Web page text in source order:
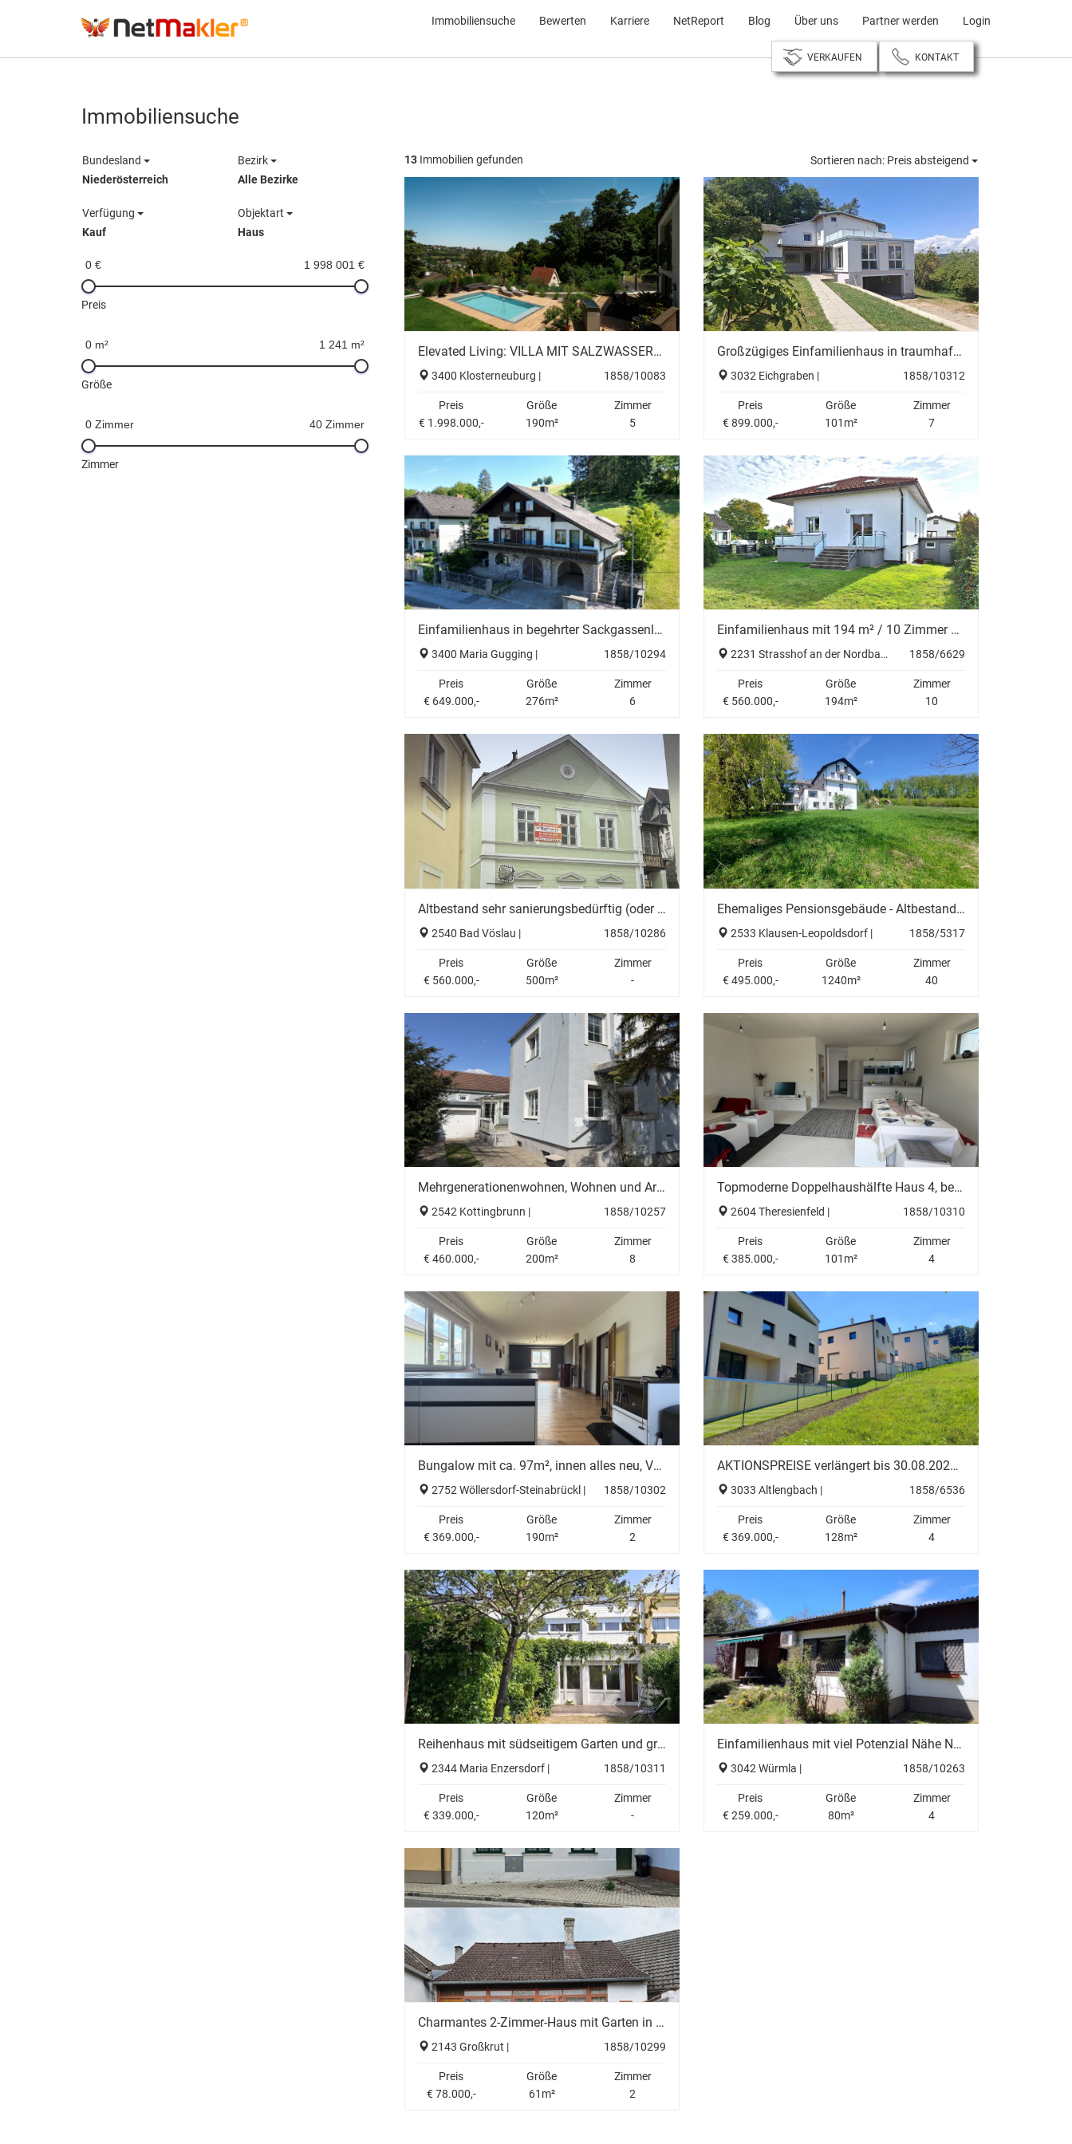
Immobiliensuche Bewerten Karriere NetReport Blog Über uns Partner werden Login
VERKAUFEN KONTAKT
Immobiliensuche
Bundesland
Niederösterreich
Bezirk
Alle Bezirke
Verfügung
Kauf
Objektart
Haus
0 € 1 998 001 €
Preis
0 m² 1 241 m²
Größe
0 Zimmer 40 Zimmer
Zimmer
13 Immobilien gefunden Sortieren nach: Preis absteigend
Elevated Living: VILLA MIT SALZWASSERPOOL, AUFZUG & HERRLICHEM AUSBLICK
1858/10083
3400 Klosterneuburg |
Preis
€ 1.998.000,-
Größe
190m²
Zimmer
5
Großzügiges Einfamilienhaus in traumhafter Aussichtslage mit Wald und großem Baugrund in Eichgraben
1858/10312
3032 Eichgraben |
Preis
€ 899.000,-
Größe
101m²
Zimmer
7
Einfamilienhaus in begehrter Sackgassenlage mit großem Grundstück und Entwicklungspotenzial
1858/10294
3400 Maria Gugging |
Preis
€ 649.000,-
Größe
276m²
Zimmer
6
Einfamilienhaus mit 194 m² / 10 Zimmer +ERSTBEZUG nach SANIERUNG+
1858/6629
2231 Strasshof an der Nordbahn |
Preis
€ 560.000,-
Größe
194m²
Zimmer
10
Altbestand sehr sanierungsbedürftig (oder auch Abriß), vieles ist hier möglich, mehrere Wohneinheiten oder eine neue Villa....
1858/10286
2540 Bad Vöslau |
Preis
€ 560.000,-
Größe
500m²
Zimmer
-
Ehemaliges Pensionsgebäude - Altbestand in Grünlage nähe Wien
1858/5317
2533 Klausen-Leopoldsdorf |
Preis
€ 495.000,-
Größe
1240m²
Zimmer
40
Mehrgenerationenwohnen, Wohnen und Arbeiten unter einem Dach oder einfach nur ein großes Haus - hier ist vieles möglich.
1858/10257
2542 Kottingbrunn |
Preis
€ 460.000,-
Größe
200m²
Zimmer
8
Topmoderne Doppelhaushälfte Haus 4, belagsfertig, hochwertige Ausstattung mit Vaillant Wärmepumpe, Internorm Fenster, gelegen am Ende einer Sackgasse
1858/10310
2604 Theresienfeld |
Preis
€ 385.000,-
Größe
101m²
Zimmer
4
Bungalow mit ca. 97m², innen alles neu, Vollkeller, Dachboden ausbaubar, Carport, großer Garten
1858/10302
2752 Wöllersdorf-Steinabrückl |
Preis
€ 369.000,-
Größe
190m²
Zimmer
2
AKTIONSPREISE verlängert bis 30.08.2026 - großzügige Doppelhäuser nähe Wien inkl. Garagenplätze und Eigengarten!
1858/6536
3033 Altlengbach |
Preis
€ 369.000,-
Größe
128m²
Zimmer
4
Reihenhaus mit südseitigem Garten und großem Potenzial in Maria Enzersdorf
1858/10311
2344 Maria Enzersdorf |
Preis
€ 339.000,-
Größe
120m²
Zimmer
-
Einfamilienhaus mit viel Potenzial Nähe Neulengbach
1858/10263
3042 Würmla |
Preis
€ 259.000,-
Größe
80m²
Zimmer
4
Charmantes 2-Zimmer-Haus mit Garten in Großkrut – Ihr neues Zuhause um nur 78.000 €!
1858/10299
2143 Großkrut |
Preis
€ 78.000,-
Größe
61m²
Zimmer
2